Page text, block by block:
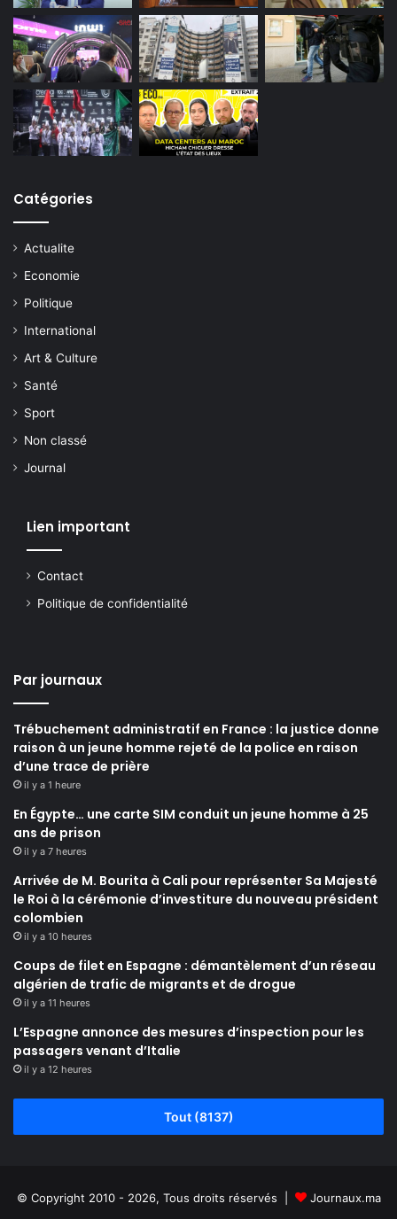
Catégories
Actualite
Economie
Politique
International
Art & Culture
Santé
Sport
Non classé
Journal
Lien important
Contact
Politique de confidentialité
Par journaux
Trébuchement administratif en France : la justice donne
raison à un jeune homme rejeté de la police en raison
d’une trace de prière
il y a 1 heure
En Égypte… une carte SIM conduit un jeune homme à 25
ans de prison
il y a 7 heures
Arrivée de M. Bourita à Cali pour représenter Sa Majesté
le Roi à la cérémonie d’investiture du nouveau président
colombien
il y a 10 heures
Coups de filet en Espagne : démantèlement d’un réseau
algérien de trafic de migrants et de drogue
il y a 11 heures
L’Espagne annonce des mesures d’inspection pour les
passagers venant d’Italie
il y a 12 heures
Tout (8137)
© Copyright 2010 - 2026, Tous droits réservés | Journaux.ma